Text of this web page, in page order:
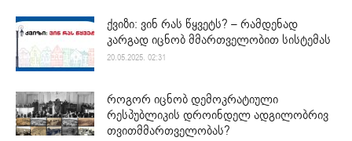
ქვიზი: ვინ რას წყვეტს? – რამდენად
კარგად იცნობ მმართველობით სისტემას
20.05.2025. 02:31
როგორ იცნობ დემოკრატიული
რესპუბლიკის დროინდელ ადგილობრივ
თვითმმართველობას?